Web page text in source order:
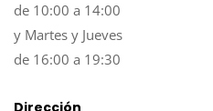
de 10:00 a 14:00
y Martes y Jueves
de 16:00 a 19:30